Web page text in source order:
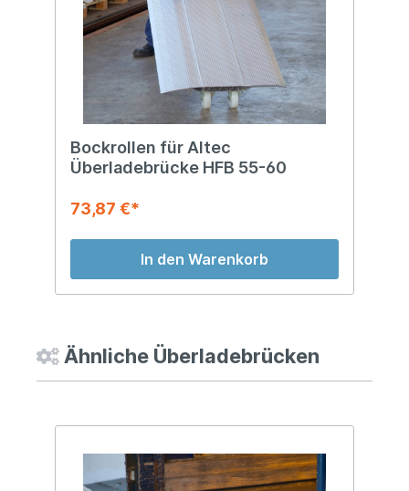
Bockrollen für Altec
Überladebrücke HFB 55-60
73,87 €*
In den Warenkorb
Ähnliche Überladebrücken